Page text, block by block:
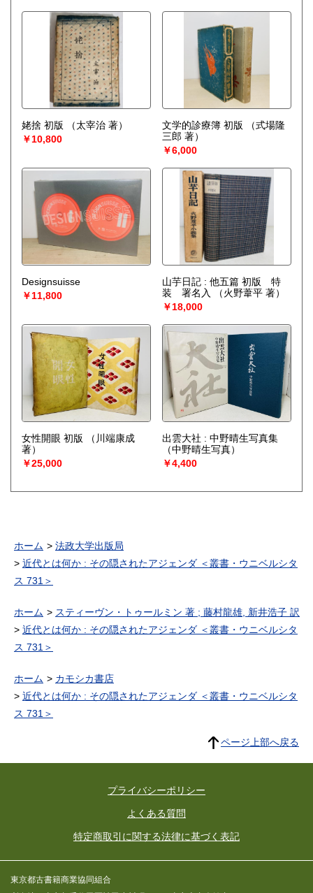
姥捨 初版
（太宰治 著）
￥10,800
文学的診療簿 初版
（式場隆
三郎 著）
￥6,000
Designsuisse
￥11,800
山芋日記 : 他五篇 初版 特
装 署名入
（火野葦平 著）
￥18,000
女性開眼 初版
（川端康成
著）
￥25,000
出雲大社 : 中野晴生写真集
（中野晴生写真）
￥4,400
ホーム
法政大学出版局
近代とは何か : その隠されたアジェンダ ＜叢書・ウニベルシタ
ス 731＞
ホーム
スティーヴン・トゥールミン 著 ; 藤村龍雄, 新井浩子 訳
近代とは何か : その隠されたアジェンダ ＜叢書・ウニベルシタ
ス 731＞
ホーム
カモシカ書店
近代とは何か : その隠されたアジェンダ ＜叢書・ウニベルシタ
ス 731＞
ページ上部へ戻る
プライバシーポリシー
よくある質問
特定商取引に関する法律に基づく表記
東京都古書籍商業協同組合